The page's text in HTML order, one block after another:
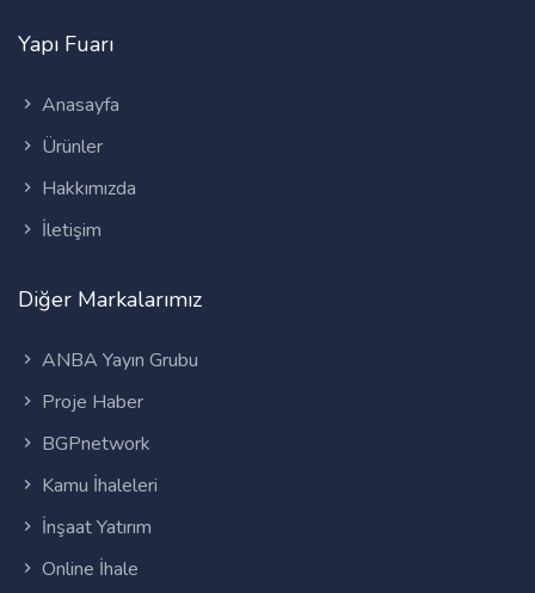
Yapı Fuarı
Anasayfa
Ürünler
Hakkımızda
İletişim
Diğer Markalarımız
ANBA Yayın Grubu
Proje Haber
BGPnetwork
Kamu İhaleleri
İnşaat Yatırım
Online İhale